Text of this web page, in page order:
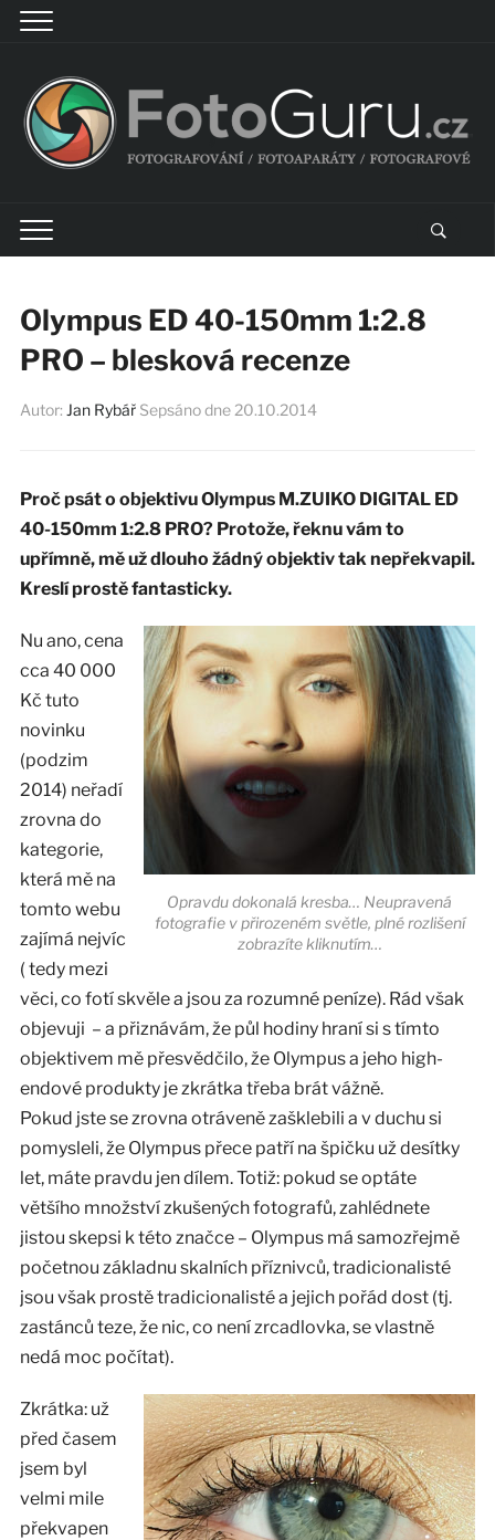
Olympus ED 40-150mm 1:2.8
PRO – blesková recenze
Autor: Jan Rybář Sepsáno dne 20.10.2014
Proč psát o objektivu Olympus M.ZUIKO DIGITAL ED
40-150mm 1:2.8 PRO? Protože, řeknu vám to
upřímně, mě už dlouho žádný objektiv tak nepřekvapil.
Kreslí prostě fantasticky.
Opravdu dokonalá kresba… Neupravená
fotografie v přirozeném světle, plné rozlišení
zobrazíte kliknutím…
Nu ano, cena
cca 40 000
Kč tuto
novinku
(podzim
2014) neřadí
zrovna do
kategorie,
která mě na
tomto webu
zajímá nejvíc
( tedy mezi
věci, co fotí skvěle a jsou za rozumné peníze). Rád však
objevuji – a přiznávám, že půl hodiny hraní si s tímto
objektivem mě přesvědčilo, že Olympus a jeho high-
endové produkty je zkrátka třeba brát vážně.
Pokud jste se zrovna otráveně zašklebili a v duchu si
pomysleli, že Olympus přece patří na špičku už desítky
let, máte pravdu jen dílem. Totiž: pokud se optáte
většího množství zkušených fotografů, zahlédnete
jistou skepsi k této značce – Olympus má samozřejmě
početnou základnu skalních příznivců, tradicionalisté
jsou však prostě tradicionalisté a jejich pořád dost (tj.
zastánců teze, že nic, co není zrcadlovka, se vlastně
nedá moc počítat).
Zkrátka: už
před časem
jsem byl
velmi mile
překvapen